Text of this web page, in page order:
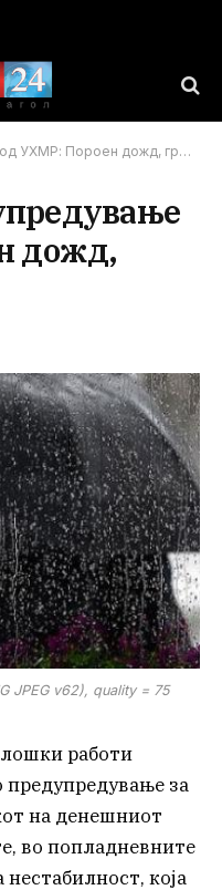
Пороен дожд, грмежи и ветер
дожд,
JPEG v62), quality = 75
работи
за
на денешниот
во попладневните
која